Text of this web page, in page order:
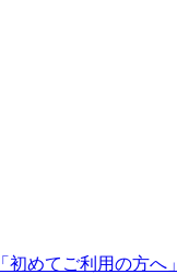
「初めてご利用の方へ」